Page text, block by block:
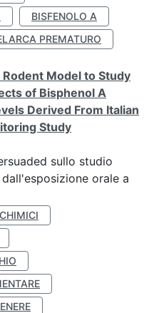
BISFENOLO A
PREMATURO
Model to Study
of Bisphenol A
Derived From Italian
Study
sullo studio
orale a